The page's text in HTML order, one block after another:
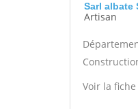
Sarl albate
Artisan
Voir la